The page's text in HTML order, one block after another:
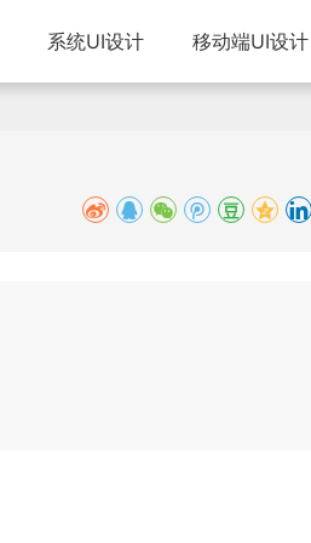
系统UI设计 移动端UI设计